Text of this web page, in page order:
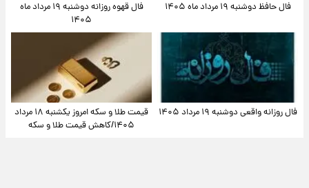
فال حافظ دوشنبه ۱۹ مرداد ماه ۱۴۰۵
فال قهوه روزانه دوشنبه ۱۹ مرداد ماه
۱۴۰۵
فال روزانه واقعی دوشنبه ۱۹ مرداد ۱۴۰۵
قیمت طلا و سکه امروز یکشنبه ۱۸ مرداد
۱۴۰۵/کاهش قیمت طلا و سکه